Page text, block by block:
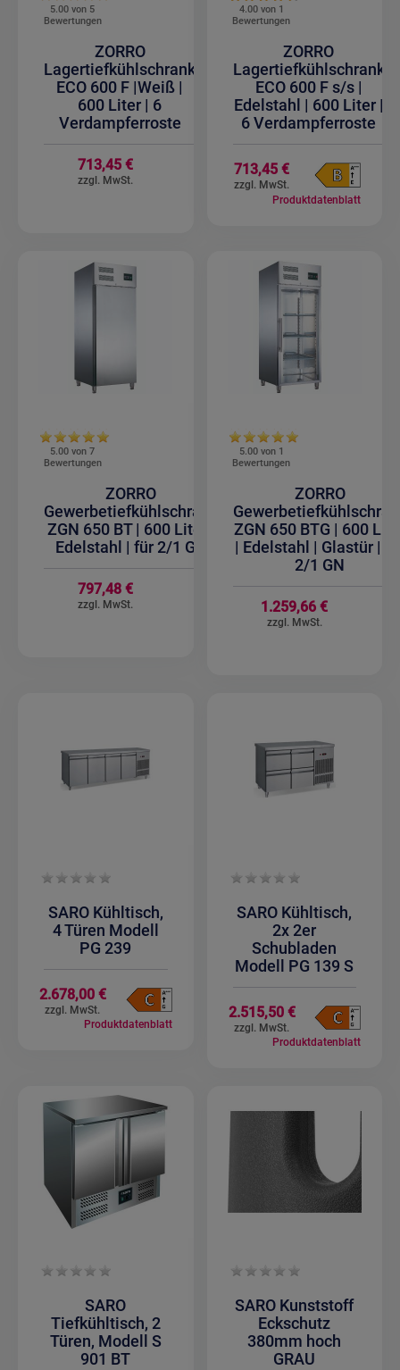
5.00 von 5
Bewertungen
ZORRO
Lagertiefkühlschrank
ECO 600 F |Weiß |
600 Liter | 6
Verdampferroste
713,45 €
4.00 von 1
Bewertungen
ZORRO
Lagertiefkühlschrank
ECO 600 F s/s |
Edelstahl | 600 Liter |
6 Verdampferroste
713,45 €
Produktdatenblatt
5.00 von7
Bewertungen
ZORRO
Gewerbetiefkühlschrank
ZGN 650 BT | 600 Liter |
Edelstahl | für 2/1 GN
797,48 €
5.00 von 1
Bewertungen
ZORRO
ZGN 650 BTG | 600
| Edelstahl | Glastür |
2/1 GN
1.259,66 €
SARO Kühltisch,
4 Türen Modell
PG 239
2.678,00 €
Produktdatenblatt
SARO Kühltisch,
2x 2er
Schubladen
Modell PG 139 S
2.515,50 €
Produktdatenblatt
SARO
Tiefkühltisch, 2
Türen, Modell S
901 BT
SARO Kunststoff
Eckschutz
380mm hoch
GRAU